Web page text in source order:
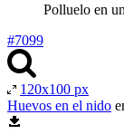
Polluelo en
#7099
120x100 px
Huevos en el nido